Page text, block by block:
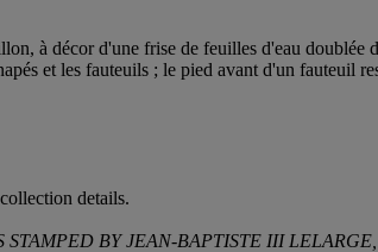
à décor d'une frise de feuilles d'eau doublée
et les fauteuils ; le pied avant d'un fauteuil
details.
BY JEAN-BAPTISTE III